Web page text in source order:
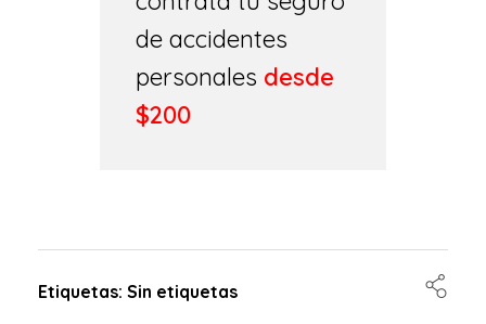
de accidentes
personales desde
$200
Etiquetas: Sin etiquetas